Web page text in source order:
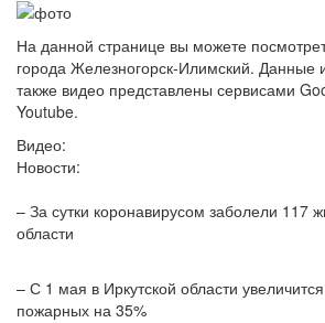
На данной странице вы можете
города Железногорск-Илимский. Данные
также видео представлены сервисами
Youtube.
Видео:
Новости:
– За сутки коронавирусом заболели 117
области
– С 1 мая в Иркутской области
пожарных на 35%